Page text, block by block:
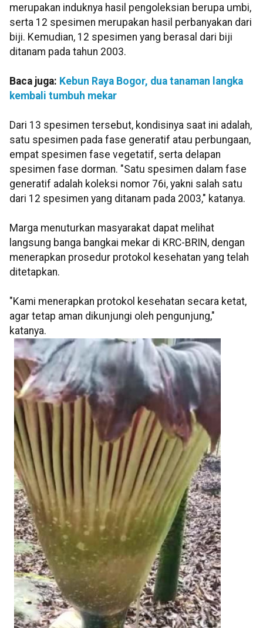
merupakan induknya hasil pengoleksian berupa umbi,
serta 12 spesimen merupakan hasil perbanyakan dari
biji. Kemudian, 12 spesimen yang berasal dari biji
ditanam pada tahun 2003.
Baca juga: Kebun Raya Bogor, dua tanaman langka
kembali tumbuh mekar
Dari 13 spesimen tersebut, kondisinya saat ini adalah,
satu spesimen pada fase generatif atau perbungaan,
empat spesimen fase vegetatif, serta delapan
spesimen fase dorman. "Satu spesimen dalam fase
generatif adalah koleksi nomor 76i, yakni salah satu
dari 12 spesimen yang ditanam pada 2003," katanya.
Marga menuturkan masyarakat dapat melihat
langsung banga bangkai mekar di KRC-BRIN, dengan
menerapkan prosedur protokol kesehatan yang telah
ditetapkan.
"Kami menerapkan protokol kesehatan secara ketat,
agar tetap aman dikunjungi oleh pengunjung,"
katanya.